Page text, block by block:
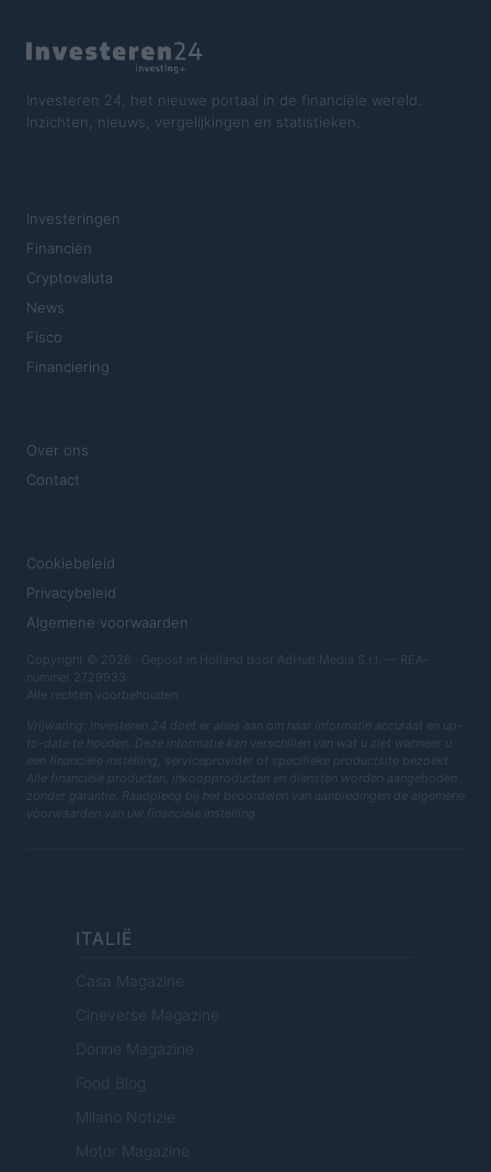
Investeren 24, het nieuwe portaal in de financiële wereld.
Inzichten, nieuws, vergelijkingen en statistieken.
Investeringen
Financiën
Cryptovaluta
News
Fisco
Financiering
Over ons
Contact
Cookiebeleid
Privacybeleid
Algemene voorwaarden
Copyright © 2026 · Gepost in Holland door AdHub Media S.r.l. — REA-
nummer 2729933
Alle rechten voorbehouden
Vrijwaring: Investeren 24 doet er alles aan om haar informatie accuraat en up-
to-date te houden. Deze informatie kan verschillen van wat u ziet wanneer u
een financiële instelling, serviceprovider of specifieke productsite bezoekt.
Alle financiële producten, inkoopproducten en diensten worden aangeboden
zonder garantie. Raadpleeg bij het beoordelen van aanbiedingen de algemene
voorwaarden van uw financiële instelling.
ITALIË
Casa Magazine
Cineverse Magazine
Donne Magazine
Food Blog
Milano Notizie
Motor Magazine